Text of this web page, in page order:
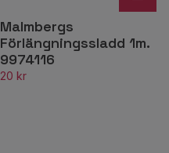
Malmbergs
Förlängningssladd 1m.
9974116
20 kr